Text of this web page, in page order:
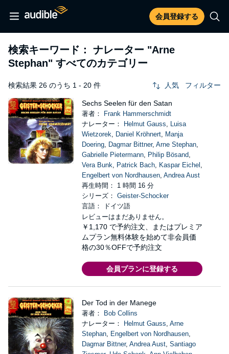
会員登録する
検索キーワード： ナレーター "Arne
Stephan" すべてのカテゴリー
検索結果 26 のうち 1 - 20 件 人気 フィルター
Sechs Seelen für den Satan
著者：
Frank Hammerschmidt
ナレーター：
Helmut Gauss, Luisa
Wietzorek, Daniel Kröhnert, Manja
Doering, Dagmar Bittner, Arne Stephan,
Gabrielle Pietermann, Philip Bösand,
Vera Bunk, Patrick Bach, Kaspar Eichel ,
Engelbert von Nordhausen, Andrea Aust
再生時間： 1 時間 16 分
シリーズ： Geister-Schocker
言語： ドイツ語
レビューはまだありません。
￥1,170 で予約注文、またはプレミア
ムプラン無料体験を始めて非会員価
格の30％OFFで予約注文
会員プランに登録する
Der Tod in der Manege
著者：
Bob Collins
ナレーター：
Helmut Gauss, Arne
Stephan, Engelbert von Nordhausen,
Dagmar Bittner, Andrea Aust, Santiago